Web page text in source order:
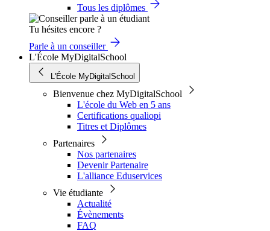
Tous les diplômes
Tu hésites encore ?
Parle à un conseiller
L'École MyDigitalSchool
L'École MyDigitalSchool
Bienvenue chez MyDigitalSchool
L'école du Web en 5 ans
Certifications qualiopi
Titres et Diplômes
Partenaires
Nos partenaires
Devenir Partenaire
L'alliance Eduservices
Vie étudiante
Actualité
Évènements
FAQ